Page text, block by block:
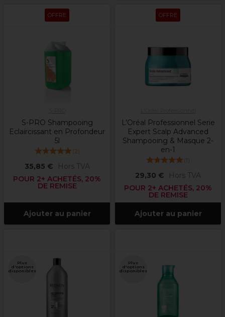
OFFRE
S-PRO Shampooing
Eclaircissant en Profondeur
5l
(2)
35,85 €
Hors TVA
POUR 2+ ACHETÉS, 20%
DE REMISE
Ajouter au panier
OFFRE
L’Oréal Professionnel Serie
Expert Scalp Advanced
Shampooing & Masque 2-
en-1
(1)
29,30 €
Hors TVA
POUR 2+ ACHETÉS, 20%
DE REMISE
Ajouter au panier
Plus
d'options
disponibles
Plus
d'options
disponibles